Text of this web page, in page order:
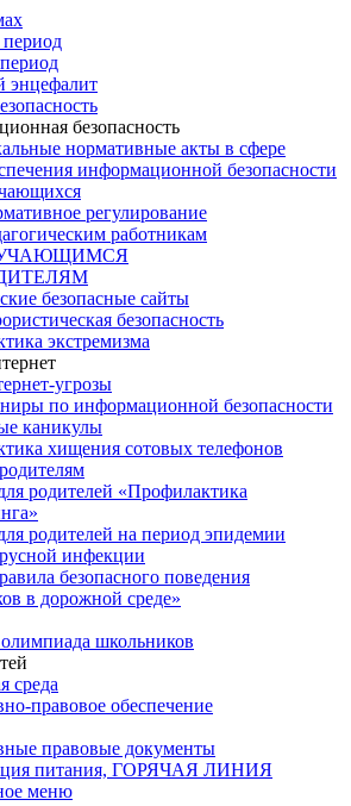
энцефалит
безопасность
нормативные акты в сфере
информационной безопасности
регулирование
работникам
безопасные сайты
безопасность
экстремизма
угрозы
по информационной безопасности
каникулы
хищения сотовых телефонов
родителей «Профилактика
родителей на период эпидемии
инфекции
безопасного поведения
в дорожной среде»
школьников
среда
правовое обеспечение
правовые документы
питания, ГОРЯЧАЯ ЛИНИЯ
меню